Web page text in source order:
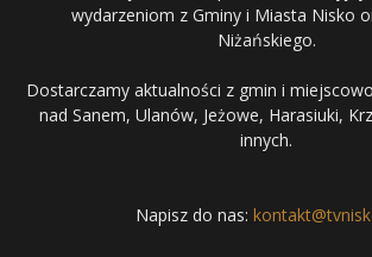
wydarzeniom z Gminy i Miasta Nisko
Niżańskiego.
Dostarczamy aktualności z gmin i
nad Sanem, Ulanów, Jeżowe, Harasiuki,
innych.
Napisz do nas: